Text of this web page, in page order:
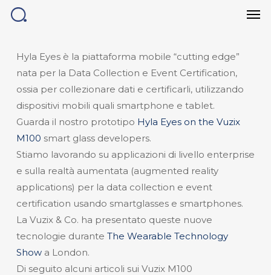
Skip
contentHyla Eyes è la piattaforma mobile “cutting edge”
nata per la Data Collection e Event Certification,
ossia per collezionare dati e certificarli, utilizzando
dispositivi mobili quali smartphone e tablet.
Guarda il nostro prototipo Hyla Eyes on the Vuzix
M100 smart glass developers.
Stiamo lavorando su applicazioni di livello enterprise
e sulla realtà aumentata (augmented reality
applications) per la data collection e event
certification usando smartglasses e smartphones.
La Vuzix & Co. ha presentato queste nuove
tecnologie durante The Wearable Technology
Showa London.
Di seguito alcuni articoli sui Vuzix M100